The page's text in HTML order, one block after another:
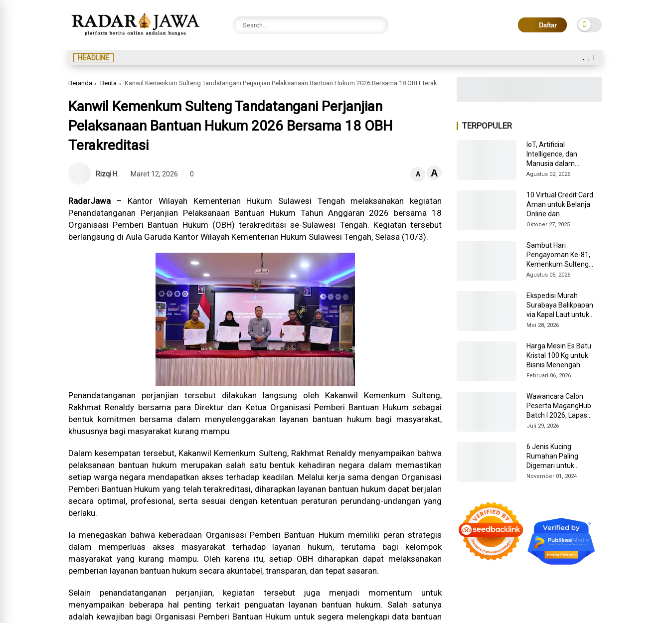
Daftar
, , |
HEADLINE
Beranda Berita Kanwil Kemenkum Sulteng Tandatangani Perjanjian Pelaksanaan Bantuan Hukum 2026 Bersama 18 OBH Terakreditasi
Kanwil Kemenkum Sulteng Tandatangani Perjanjian
Pelaksanaan Bantuan Hukum 2026 Bersama 18 OBH
Terakreditasi
Rizqi H. Maret 12, 2026 0 A A
RadarJawa – Kantor Wilayah Kementerian Hukum Sulawesi Tengah melaksanakan kegiatan
Penandatanganan Perjanjian Pelaksanaan Bantuan Hukum Tahun Anggaran 2026 bersama 18
Organisasi Pemberi Bantuan Hukum (OBH) terakreditasi se-Sulawesi Tengah. Kegiatan tersebut
berlangsung di Aula Garuda Kantor Wilayah Kementerian Hukum Sulawesi Tengah, Selasa (10/3).
Penandatanganan perjanjian tersebut dilakukan langsung oleh Kakanwil Kemenkum Sulteng,
Rakhmat Renaldy bersama para Direktur dan Ketua Organisasi Pemberi Bantuan Hukum sebagai
bentuk komitmen bersama dalam menyelenggarakan layanan bantuan hukum bagi masyarakat,
khususnya bagi masyarakat kurang mampu.
Dalam kesempatan tersebut, Kakanwil Kemenkum Sulteng, Rakhmat Renaldy menyampaikan bahwa
pelaksanaan bantuan hukum merupakan salah satu bentuk kehadiran negara dalam memastikan
setiap warga negara mendapatkan akses terhadap keadilan. Melalui kerja sama dengan Organisasi
Pemberi Bantuan Hukum yang telah terakreditasi, diharapkan layanan bantuan hukum dapat berjalan
secara optimal, profesional, serta sesuai dengan ketentuan peraturan perundang-undangan yang
berlaku.
Ia menegaskan bahwa keberadaan Organisasi Pemberi Bantuan Hukum memiliki peran strategis
dalam memperluas akses masyarakat terhadap layanan hukum, terutama bagi kelompok
masyarakat yang kurang mampu. Oleh karena itu, setiap OBH diharapkan dapat melaksanakan
pemberian layanan bantuan hukum secara akuntabel, transparan, dan tepat sasaran.
Selain penandatanganan perjanjian, kegiatan tersebut juga menjadi momentum untuk
menyampaikan beberapa hal penting terkait penguatan layanan bantuan hukum. Salah satunya
adalah kewajiban bagi Organisasi Pemberi Bantuan Hukum untuk segera melengkapi data bantuan
TERPOPULER
IoT, Artificial
Intelligence, dan
Manusia dalam
Transformasi Industri
Agustus 02, 2026
10 Virtual Credit Card
Aman untuk Belanja
Online dan
Internasional
Oktober 27, 2025
Sambut Hari
Pengayoman Ke-81,
Kemenkum Sulteng
Ziarah ke TMP Tatura
Agustus 05, 2026
Ekspedisi Murah
Surabaya Balikpapan
via Kapal Laut untuk
Pengiriman Barang
Mei 28, 2026
Harga Mesin Es Batu
Kristal 100 Kg untuk
Bisnis Menengah
Februari 06, 2026
Wawancara Calon
Peserta MagangHub
Batch I 2026, Lapas
Amuntai Kedepankan
Juli 29, 2026
6 Jenis Kucing
Rumahan Paling
Digemari untuk
Dipelihara
November 01, 2024